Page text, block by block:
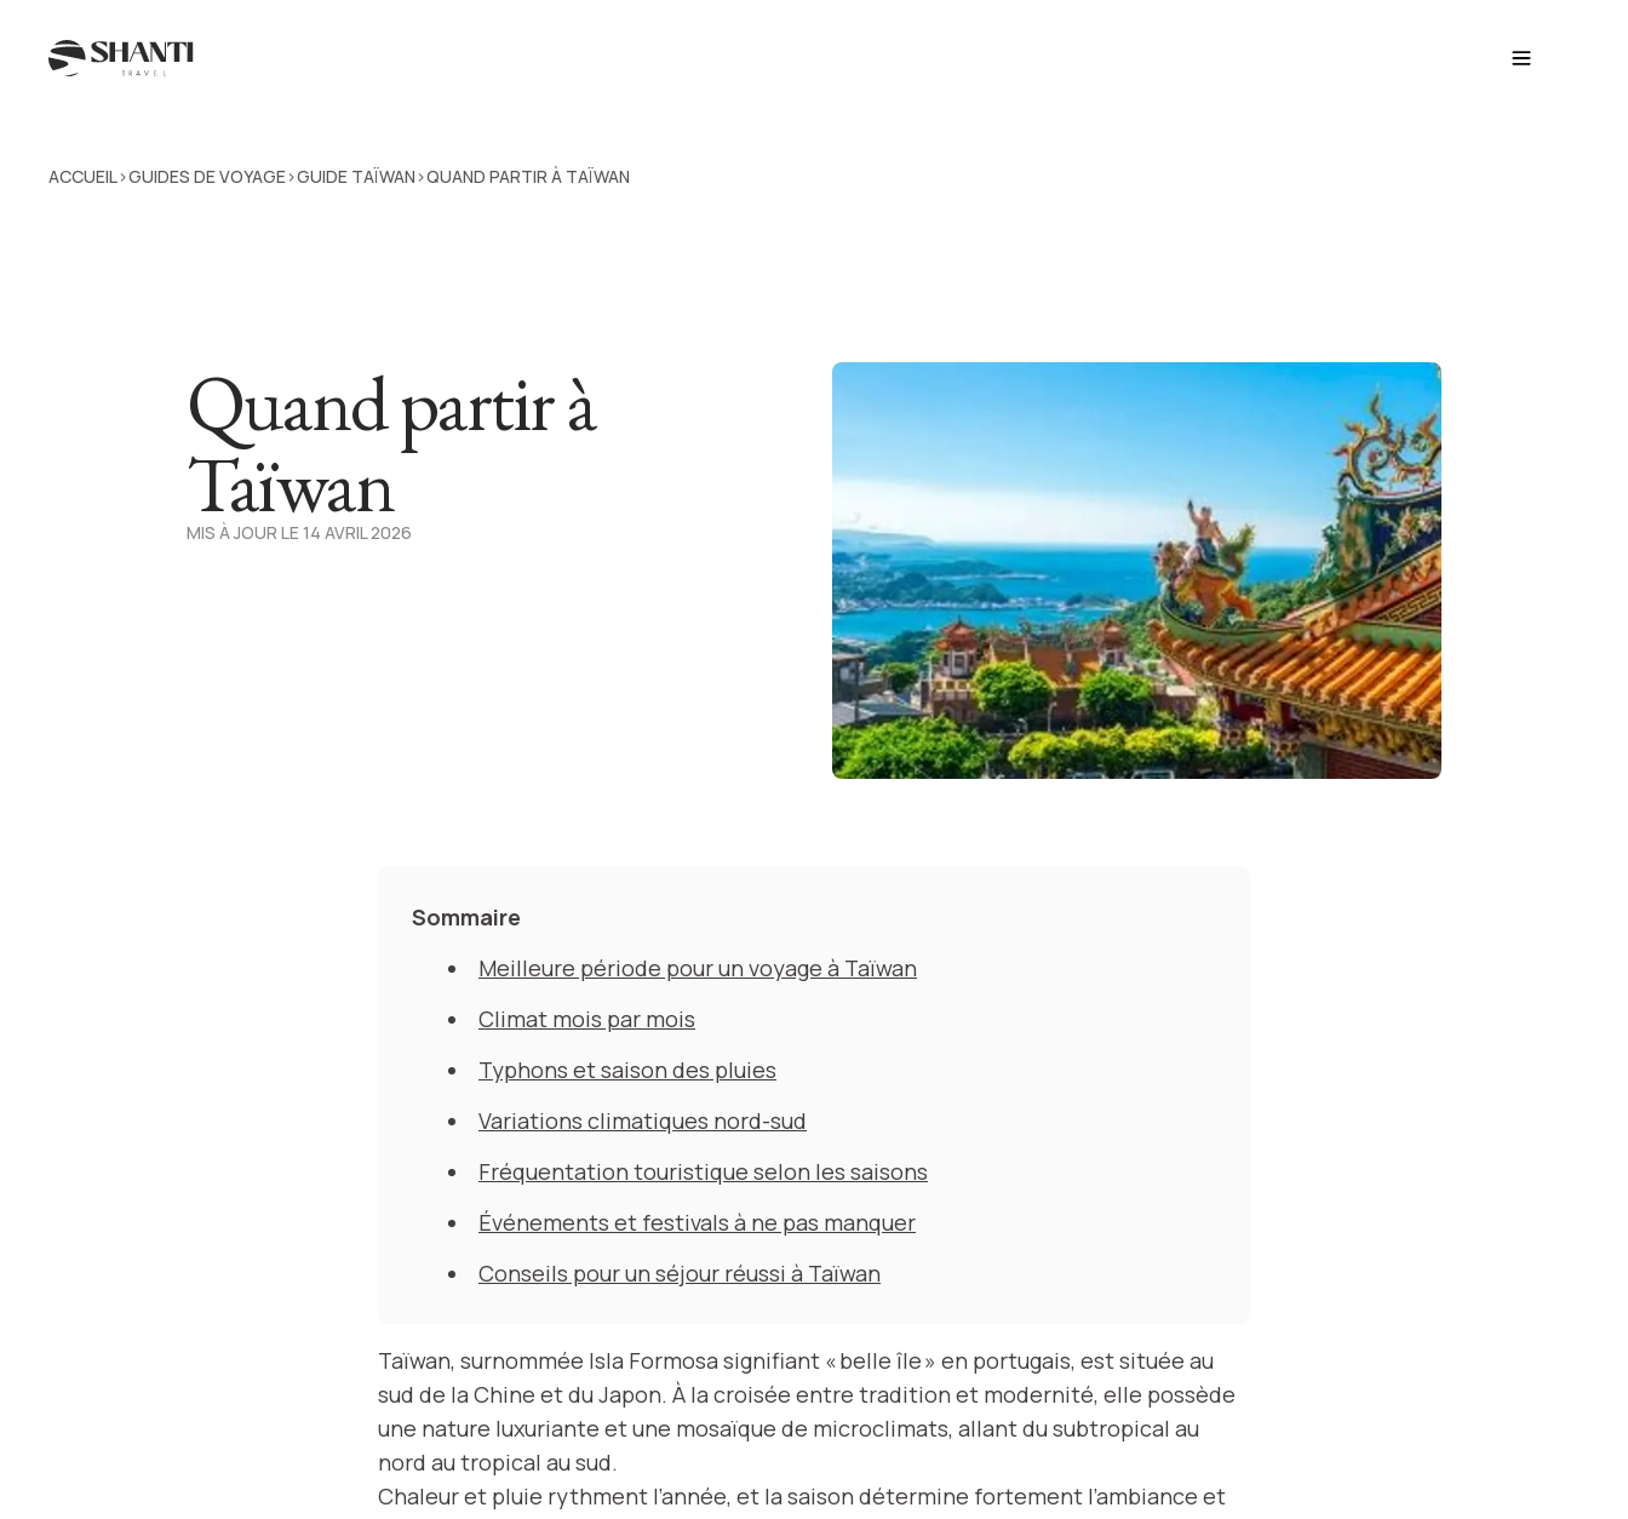
ACCUEIL>GUIDES DE VOYAGE>GUIDE TAÏWAN >QUAND PARTIR À TAÏWAN
Quand partir à
Taïwan
MIS À JOUR LE 14 AVRIL 2026
Sommaire
Meilleure période pour un voyage à Taïwan
Climat mois par mois
Typhons et saison des pluies
Variations climatiques nord-sud
Fréquentation touristique selon les saisons
Événements et festivals à ne pas manquer
Conseils pour un séjour réussi à Taïwan
Taïwan, surnommée Isla Formosa signifiant « belle île » en portugais, est située au
sud de la Chine et du Japon. À la croisée entre tradition et modernité, elle possède
une nature luxuriante et une mosaïque de microclimats, allant du subtropical au
nord au tropical au sud.
Chaleur et pluie rythment l’année, et la saison détermine fortement l’ambiance et